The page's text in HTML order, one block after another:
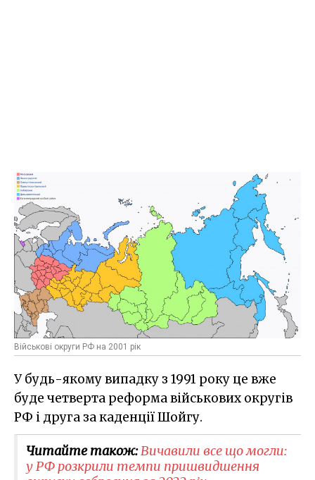
Військові округи РФ на 2001 рік
У будь-якому випадку з 1991 року це вже
буде четверта реформа військових округів
РФ і друга за каденції Шойгу.
Читайте також:Вичавили все що могли:
у РФ розкрили темпи пришвидшення